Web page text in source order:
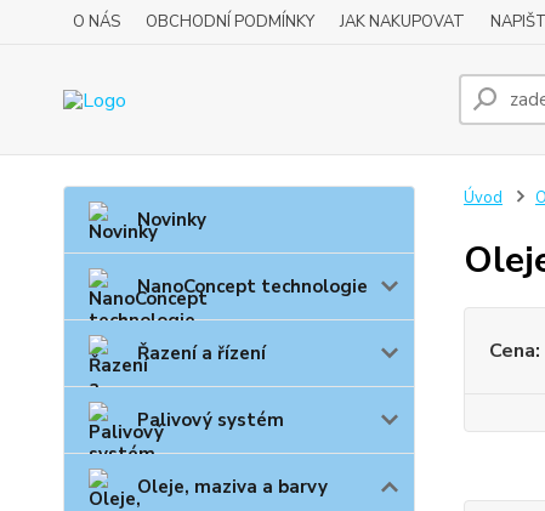
O NÁS OBCHODNÍ PODMÍNKY JAK NAKUPOVAT
Novinky
NanoConcept technologie
Řazení a řízení
Palivový systém
Oleje, maziva a barvy
Úvod
Cena: